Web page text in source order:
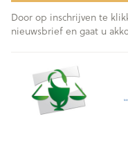
Door op inschrijven te
nieuwsbrief en gaat u